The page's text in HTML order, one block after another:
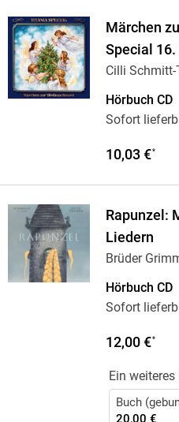
Märchen
Special
Cilli Schmitt-
Hörbuch CD
Sofort
10,03 €*
Rapunzel:
Liedern
Brüder
Hörbuch CD
Sofort
12,00 €*
Ein
Buch
20,00 €